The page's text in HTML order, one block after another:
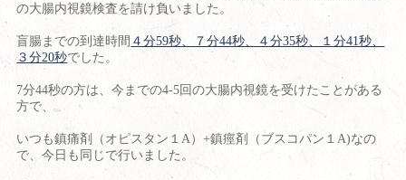
の大腸内視鏡検査を請け負いました。
盲腸までの到達時間 ４分59秒、７分44秒、４分35秒、１分41秒、
３分20秒でした。
7分44秒の方は、今までの4-5回の大腸内視鏡を受けたことがある
方で、
いつも鎮痛剤（オピスタン１A）+鎮痙剤（ブスコパン１A)なの
で、今日も同じで行いました。